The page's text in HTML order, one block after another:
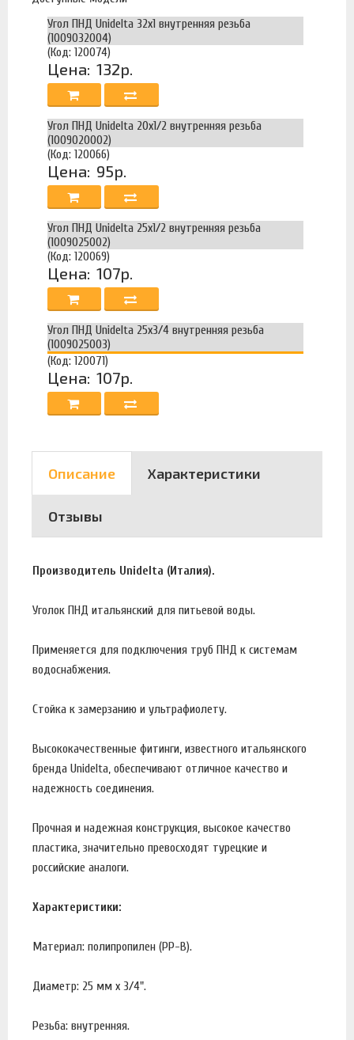
Угол ПНД Unidelta 32х1 внутренняя резьба
(1009032004)
(Код: 120074)
Цена: 132р.
Угол ПНД Unidelta 20х1/2 внутренняя резьба
(1009020002)
(Код: 120066)
Цена: 95р.
Угол ПНД Unidelta 25х1/2 внутренняя резьба
(1009025002)
(Код: 120069)
Цена: 107р.
Угол ПНД Unidelta 25х3/4 внутренняя резьба
(1009025003)
(Код: 120071)
Цена: 107р.
Описание Характеристики
Отзывы
Производитель Unidelta (Италия).
Уголок ПНД итальянский для питьевой воды.
Применяется для подключения труб ПНД к системам
водоснабжения.
Стойка к замерзанию и ультрафиолету.
Высококачественные фитинги, известного итальянского
бренда Unidelta, обеспечивают отличное качество и
надежность соединения.
Прочная и надежная конструкция, высокое качество
пластика, значительно превосходят турецкие и
российские аналоги.
Характеристики:
Материал: полипропилен (PP-B).
Диаметр: 25 мм х 3/4".
Резьба: внутренняя.